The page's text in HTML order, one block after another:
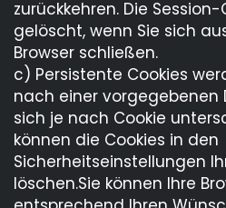
zurückkehren. Die
gelöscht, wenn Sie sich
Browser schließen.
c) Persistente Cookies
nach einer vorgegebenen
sich je nach Cookie
können die Cookies in den
Sicherheitseinstellungen
löschen.Sie können Ihre